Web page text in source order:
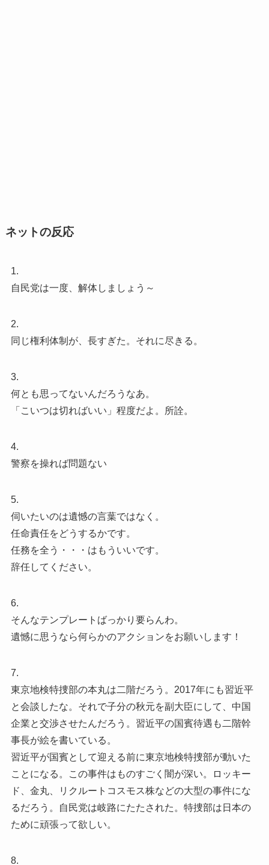
ネットの反応
1.
自民党は一度、解体しましょう～
2.
同じ権利体制が、長すぎた。それに尽きる。
3.
何とも思ってないんだろうなあ。
「こいつは切ればいい」程度だよ。所詮。
4.
警察を操れば問題ない
5.
伺いたいのは遺憾の言葉ではなく。
任命責任をどうするかです。
任務を全う・・・はもういいです。
辞任してください。
6.
そんなテンプレートばっかり要らんわ。
遺憾に思うなら何らかのアクションをお願いします！
7.
東京地検特捜部の本丸は二階だろう。2017年にも習近平
と会談したな。それで子分の秋元を副大臣にして、中国
企業と交渉させたんだろう。習近平の国賓待遇も二階幹
事長が絵を書いている。
習近平が国賓として迎える前に東京地検特捜部が動いた
ことになる。この事件はものすごく闇が深い。ロッキー
ド、金丸、リクルートコスモス株などの大型の事件にな
るだろう。自民党は岐路にたたされた。特捜部は日本の
ために頑張って欲しい。
8.